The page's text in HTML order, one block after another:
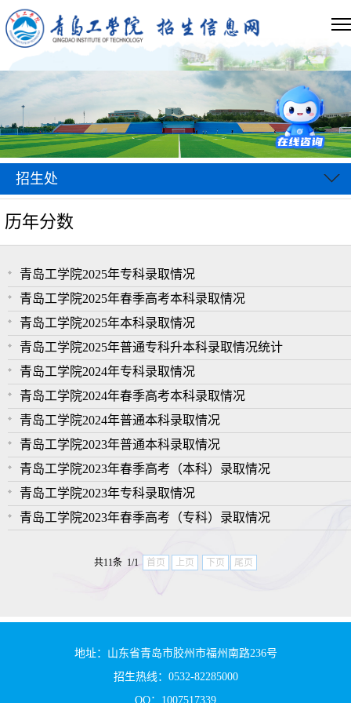
招生处
历年分数
青岛工学院2025年专科录取情况
青岛工学院2025年春季高考本科录取情况
青岛工学院2025年本科录取情况
青岛工学院2025年普通专科升本科录取情况统计
青岛工学院2024年专科录取情况
青岛工学院2024年春季高考本科录取情况
青岛工学院2024年普通本科录取情况
青岛工学院2023年普通本科录取情况
青岛工学院2023年春季高考（本科）录取情况
青岛工学院2023年专科录取情况
青岛工学院2023年春季高考（专科）录取情况
共11条 1/1 首页 上页 下页 尾页
地址：山东省青岛市胶州市福州南路236号
招生热线：0532-82285000
QQ：1007517339